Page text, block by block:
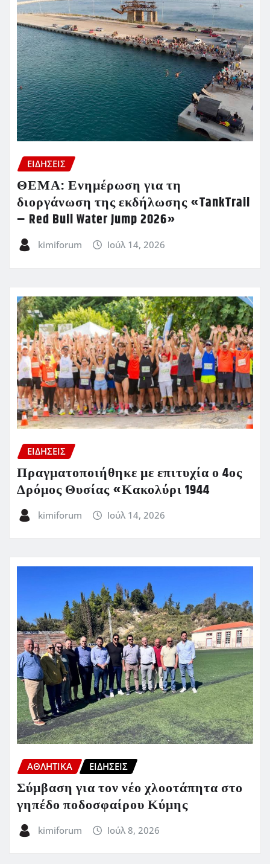
ΕΙΔΗΣΕΙΣ
ΘΕΜΑ: Ενημέρωση για τη
διοργάνωση της εκδήλωσης «TankTrail
– Red Bull Water Jump 2026»
kimiforum Ιούλ 14, 2026
ΕΙΔΗΣΕΙΣ
Πραγματοποιήθηκε με επιτυχία ο 4ος
Δρόμος Θυσίας «Κακολύρι 1944
kimiforum Ιούλ 14, 2026
ΑΘΛΗΤΙΚΑ ΕΙΔΗΣΕΙΣ
Σύμβαση για τον νέο χλοοτάπητα στο
γηπέδο ποδοσφαίρου Κύμης
kimiforum Ιούλ 8, 2026